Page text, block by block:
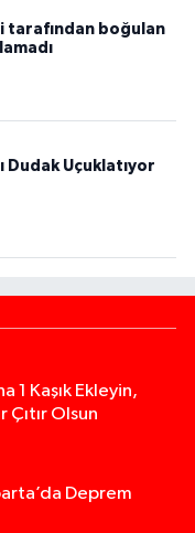
tarafından boğulan
Dudak Uçuklatıyor
1 Kaşık Ekleyin,
Çıtır Olsun
Deprem